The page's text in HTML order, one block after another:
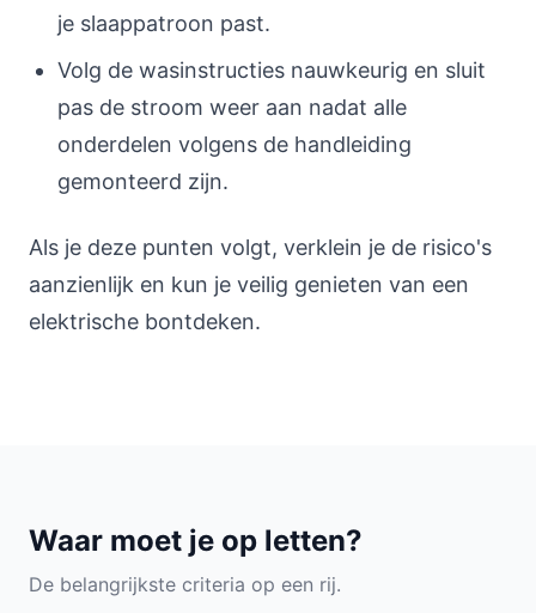
je slaappatroon past.
Volg de wasinstructies nauwkeurig en sluit
pas de stroom weer aan nadat alle
onderdelen volgens de handleiding
gemonteerd zijn.
Als je deze punten volgt, verklein je de risico's
aanzienlijk en kun je veilig genieten van een
elektrische bontdeken.
Waar moet je op letten?
De belangrijkste criteria op een rij.